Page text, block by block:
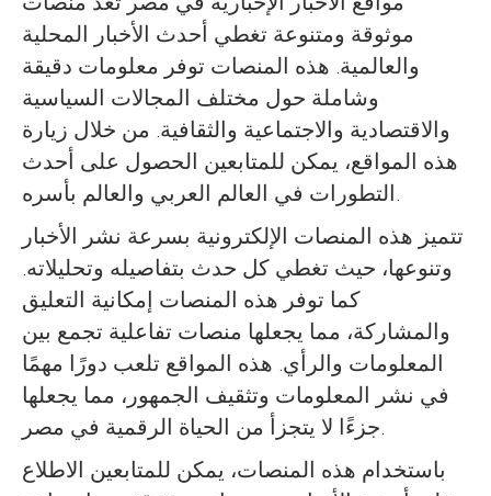
موثوقة ومتنوعة تغطي أحدث الأخبار المحلية
والعالمية. هذه المنصات توفر معلومات دقيقة
وشاملة حول مختلف المجالات السياسية
والاقتصادية والاجتماعية والثقافية. من خلال زيارة
هذه المواقع، يمكن للمتابعين الحصول على أحدث
التطورات في العالم العربي والعالم بأسره.
تتميز هذه المنصات الإلكترونية بسرعة نشر الأخبار
وتنوعها، حيث تغطي كل حدث بتفاصيله وتحليلاته.
كما توفر هذه المنصات إمكانية التعليق
والمشاركة، مما يجعلها منصات تفاعلية تجمع بين
المعلومات والرأي. هذه المواقع تلعب دورًا مهمًا
في نشر المعلومات وتثقيف الجمهور، مما يجعلها
جزءًا لا يتجزأ من الحياة الرقمية في مصر.
باستخدام هذه المنصات، يمكن للمتابعين الاطلاع